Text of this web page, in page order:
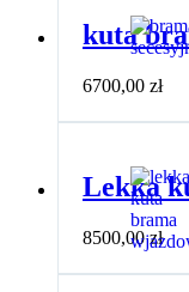
kuta
6700,00 zł
Lekka
8500,00zł